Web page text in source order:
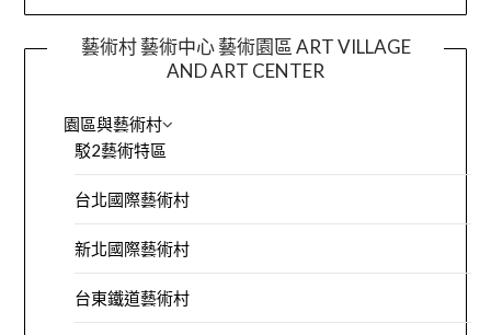
藝術村 藝術中心 藝術園區 ART VILLAGE
AND ART CENTER
園區與藝術村
駁2藝術特區
台北國際藝術村
新北國際藝術村
台東鐵道藝術村